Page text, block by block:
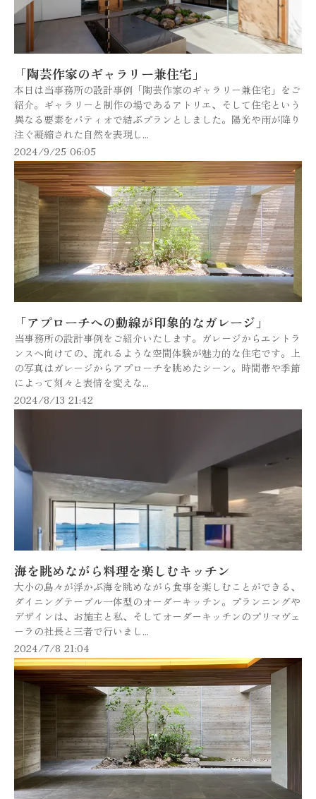
「陶芸作家のギャラリー兼住宅」
本日は当事務所の設計事例「陶芸作家のギャラリー兼住宅」をご
紹介。ギャラリーと制作の場であるアトリエ、そして住宅という
異なる要素をパティオで結ぶプランとしました。陽光や雨が降り
注ぐ凝縮された自然を表現し...
2024/9/25 06:05
「アプローチへの動線が印象的なガレージ」
当事務所の設計事例をご紹介いたします。ガレージからエントラ
ンスへ向けての、流れるような空間体験が魅力的な住宅です。上
の写真はガレージからアプローチを眺めたシーン。時間帯や季節
によって刻々と表情を変えな...
2024/8/13 21:42
海を眺めながら料理を楽しむキッチン
大小の島々が浮かぶ海を眺めながら食事を楽しむことができる、
ダイニングテーブル一体型のオーダーキッチン。プランニングや
デザインは、お施主と私、そしてオーダーキッチンのプリマヴェ
ーラの社長と三者で行いまし...
2024/7/8 21:04